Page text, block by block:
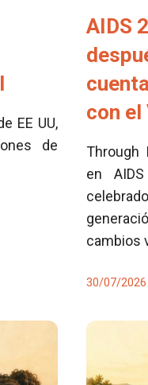
EE UU,
de
AIDS
con el
Through
en
cambios
30/07/2026